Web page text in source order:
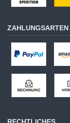
ZAHLUNGSARTEN
RECHTLICHES